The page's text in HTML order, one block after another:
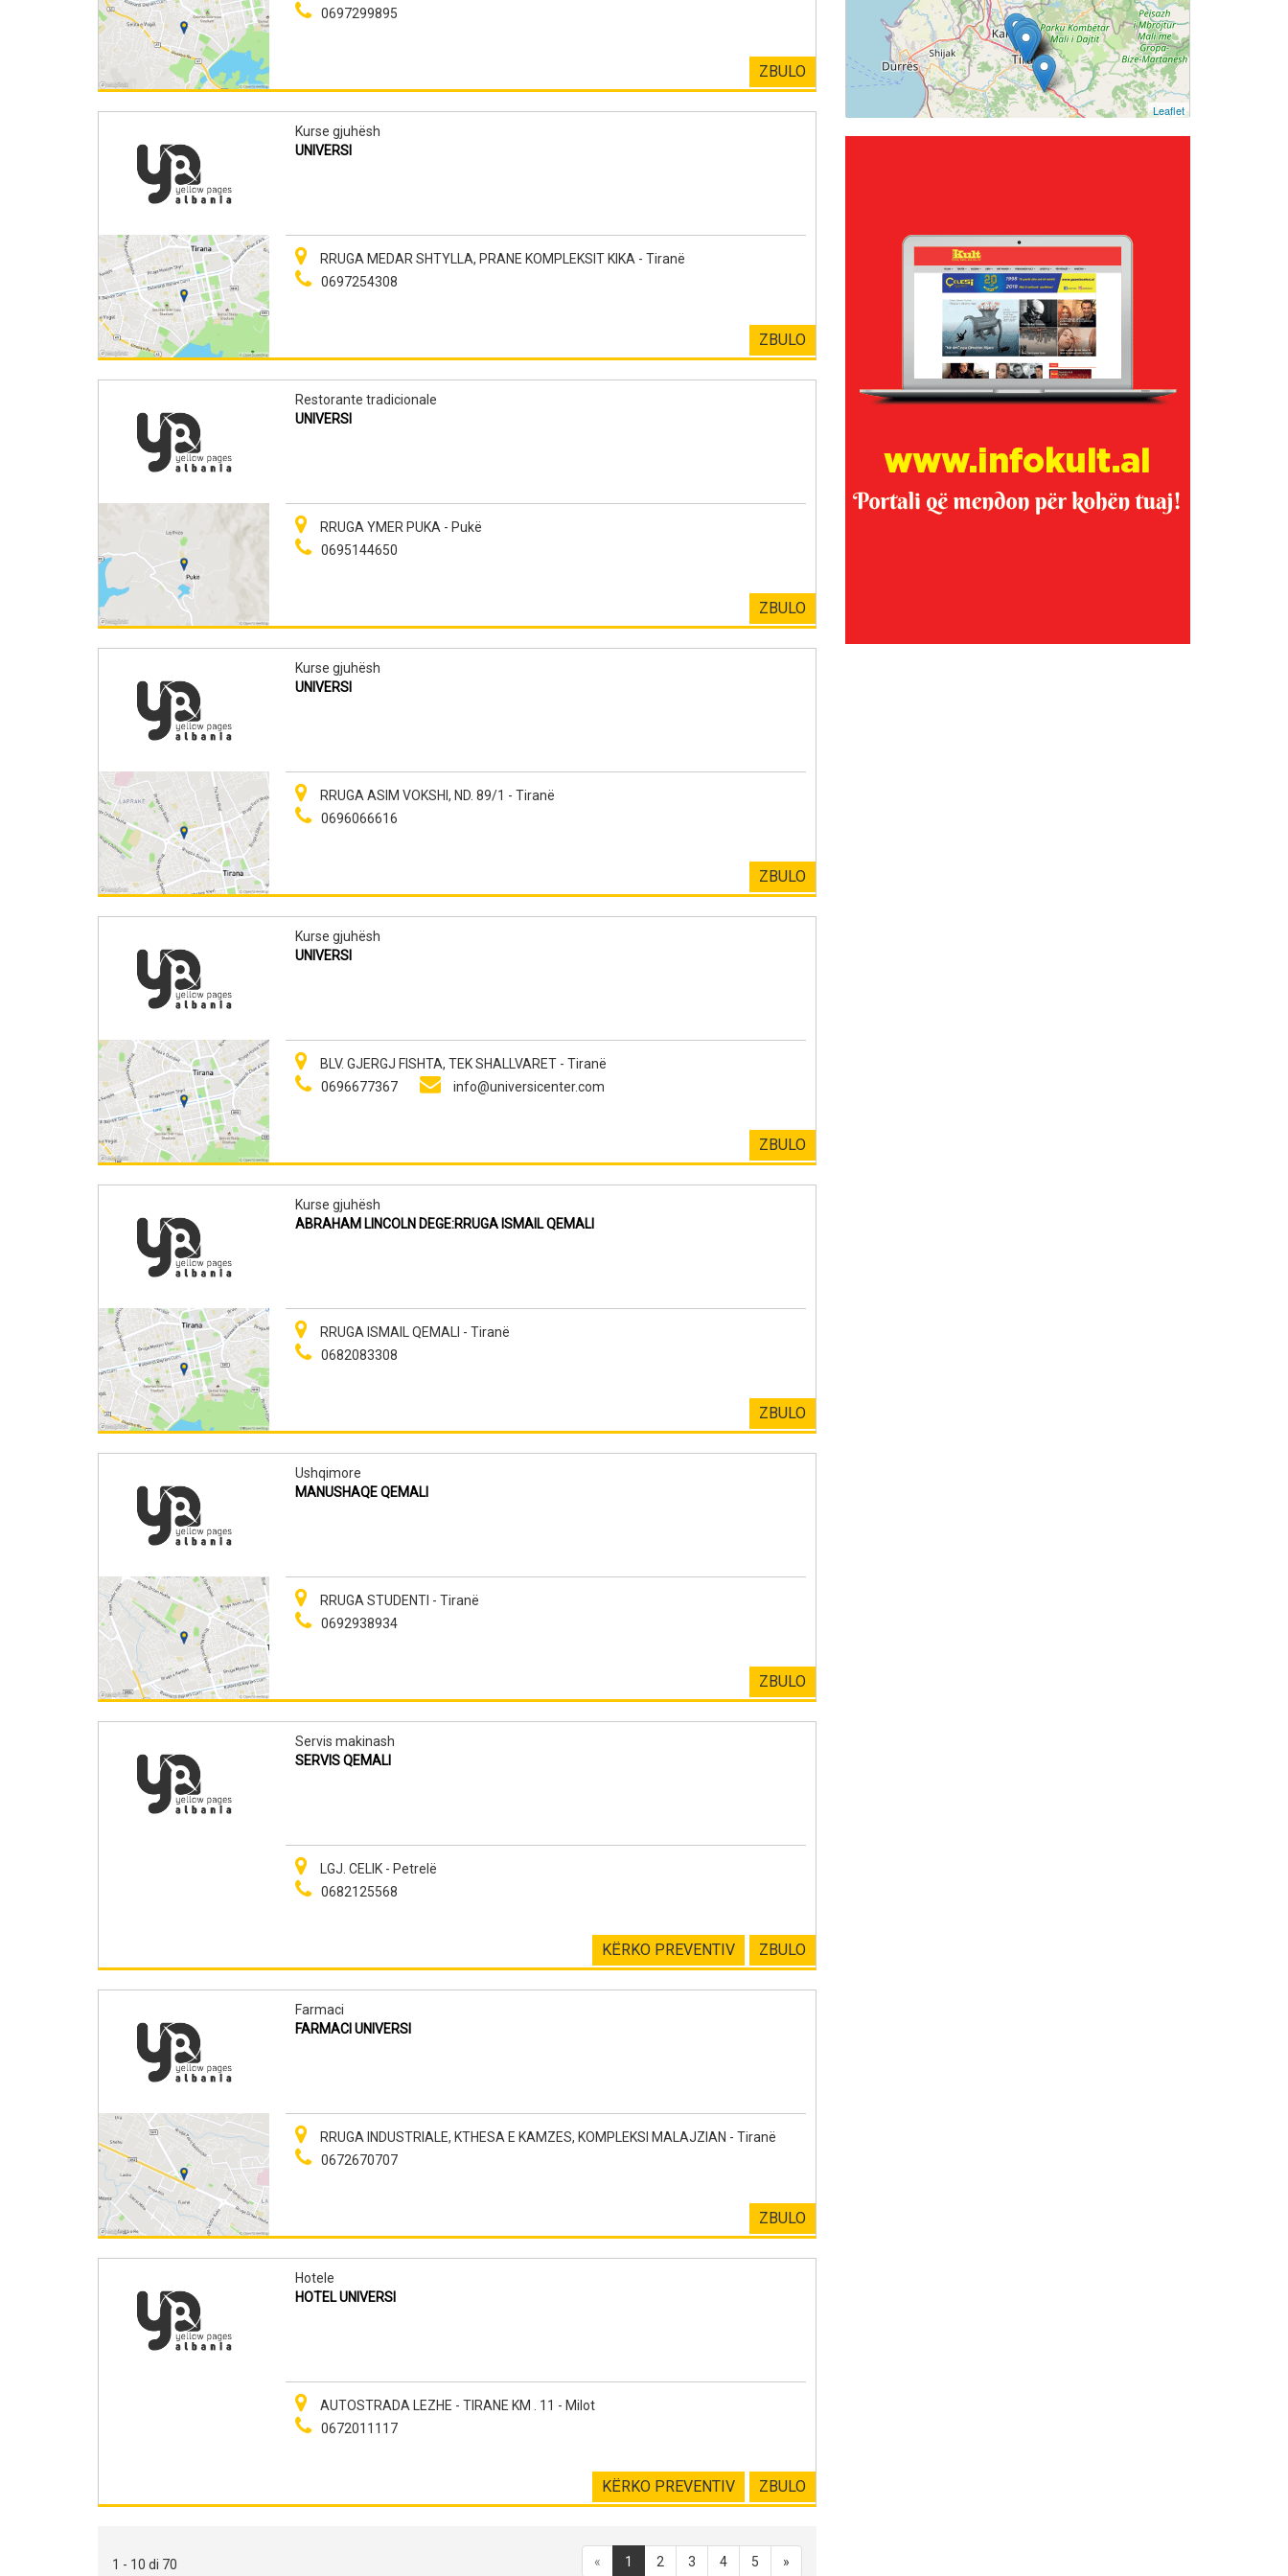
0697299895
ZBULO
Kurse gjuhësh
UNIVERSI
RRUGA MEDAR SHTYLLA, PRANE KOMPLEKSIT KIKA - Tiranë
0697254308
ZBULO
Restorante tradicionale
UNIVERSI
RRUGA YMER PUKA - Pukë
0695144650
ZBULO
Kurse gjuhësh
UNIVERSI
RRUGA ASIM VOKSHI, ND. 89/1 - Tiranë
0696066616
ZBULO
Kurse gjuhësh
UNIVERSI
BLV. GJERGJ FISHTA, TEK SHALLVARET - Tiranë
0696677367
info@universicenter.com
ZBULO
Kurse gjuhësh
ABRAHAM LINCOLN DEGE:RRUGA ISMAIL QEMALI
RRUGA ISMAIL QEMALI - Tiranë
0682083308
ZBULO
Ushqimore
MANUSHAQE QEMALI
RRUGA STUDENTI - Tiranë
0692938934
ZBULO
Servis makinash
SERVIS QEMALI
LGJ. CELIK - Petrelë
0682125568
ZBULO
KËRKO PREVENTIV
Farmaci
FARMACI UNIVERSI
RRUGA INDUSTRIALE, KTHESA E KAMZES, KOMPLEKSI MALAJZIAN - Tiranë
0672670707
ZBULO
Hotele
HOTEL UNIVERSI
AUTOSTRADA LEZHE - TIRANE KM . 11 - Milot
0672011117
ZBULO
KËRKO PREVENTIV
1 - 10 di 70 « 1 2 3 4 5 »
Leaflet